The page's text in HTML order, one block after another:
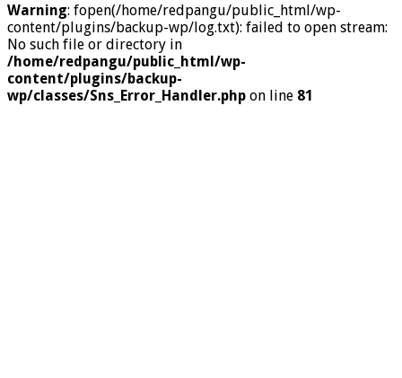
Warning: fopen(/home/redpangu/public_html/wp-
content/plugins/backup-wp/log.txt): failed to open stream:
No such file or directory in
/home/redpangu/public_html/wp-
content/plugins/backup-
wp/classes/Sns_Error_Handler.php on line 81